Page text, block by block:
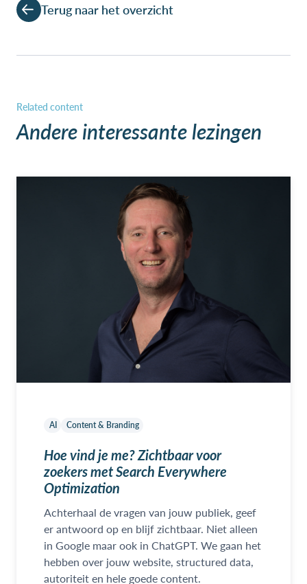
Terug naar het overzicht
Andere interessante lezingen
AI Content & Branding
Hoe vind je me? Zichtbaar voor
zoekers met Search Everywhere
Optimization
Achterhaal de vragen van jouw publiek, geef
er antwoord op en blijf zichtbaar. Niet alleen
in Google maar ook in ChatGPT. We gaan het
hebben over jouw website, structured data,
autoriteit en hele goede content.